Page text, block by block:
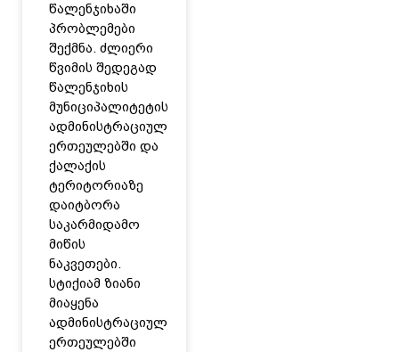
წალენჯიხაში
პრობლემები
შექმნა. ძლიერი
წვიმის შედეგად
წალენჯიხის
მუნიციპალიტეტის
ადმინისტრაციულ
ერთეულებში და
ქალაქის
ტერიტორიაზე
დაიტბორა
საკარმიდამო
მიწის
ნაკვეთები.
სტიქიამ ზიანი
მიაყენა
ადმინისტრაციულ
ერთეულებში